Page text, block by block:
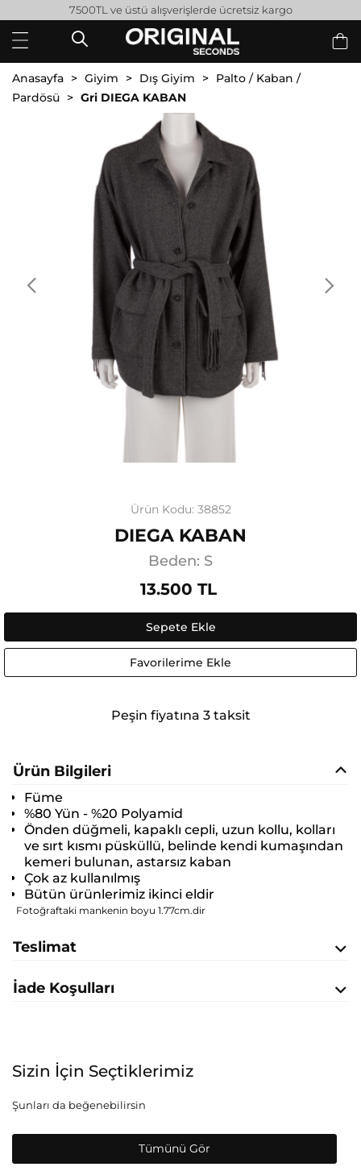
7500TL ve üstü alışverişlerde ücretsiz kargo
Anasayfa Giyim Dış Giyim
Palto / Kaban /
Pardösü
Gri DIEGA KABAN
Ürün Kodu: 38852
DIEGA KABAN
Beden: S
13.500 TL
Sepete Ekle
Favorilerime Ekle
Peşin fiyatına 3 taksit
Ürün Bilgileri
Füme
%80 Yün - %20 Polyamid
Önden düğmeli, kapaklı cepli, uzun kollu, kolları
ve sırt kısmı püsküllü, belinde kendi kumaşından
kemeri bulunan, astarsız kaban
Çok az kullanılmış
Bütün ürünlerimiz ikinci eldir
Fotoğraftaki mankenin boyu 1.77cm.dir
Teslimat
İade Koşulları
Sizin İçin Seçtiklerimiz
Şunları da beğenebilirsin
Tümünü Gör